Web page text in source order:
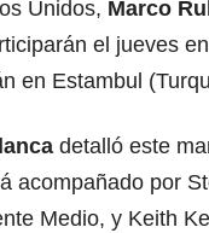
Unidos, Marco
el jueves
en Estambul
detalló este
acompañado por
Medio, y Keith